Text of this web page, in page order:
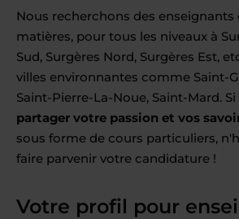
Nous recherchons des enseignants
matières, pour tous les niveaux à
Sud, Surgères Nord, Surgères Est,
villes environnantes comme Saint-
Saint-Pierre-La-Noue, Saint-Mard. Si
partager votre passion et vos
sous forme de cours particuliers,
faire parvenir votre candidature !
Votre profil pour